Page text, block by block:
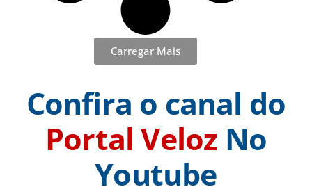
Carregar Mais
Confira o canal do
Portal Veloz No
Youtube